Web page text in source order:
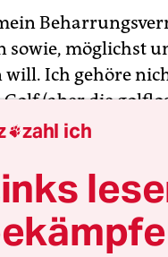
sowie, möglichst
will. Ich gehöre
(aber die
Z. Millennials
(so ab
„Generation
zahl ich